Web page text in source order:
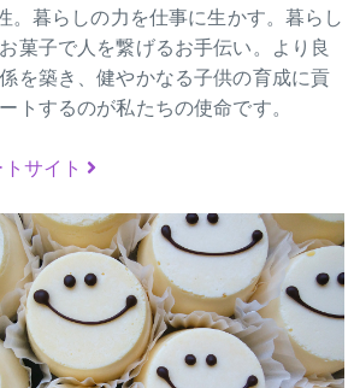
。暮らしの力を仕事に生かす。暮らし
菓子で人を繋げるお手伝い。より良
を築き、健やかなる子供の育成に貢
トするのが私たちの使命です。
サイト